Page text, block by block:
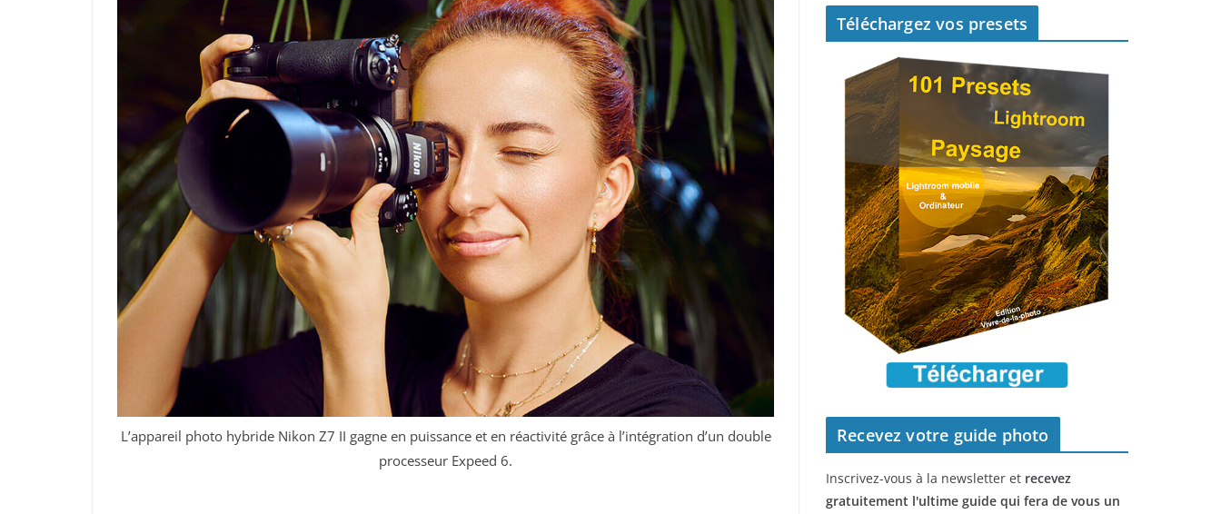
L’appareil photo hybride Nikon Z7 II gagne en puissance et en réactivité grâce à l’intégration d’un double
processeur Expeed 6.
Téléchargez vos presets
Recevez votre guide photo
Inscrivez-vous à la newsletter et recevez
gratuitement l'ultime guide qui fera de vous un